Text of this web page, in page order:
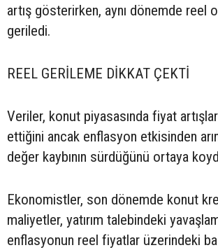
artış gösterirken, aynı dönemde reel
geriledi.
REEL GERİLEME DİKKAT ÇEKTİ
Veriler, konut piyasasında fiyat
ettiğini ancak enflasyon etkisinden
değer kaybının sürdüğünü ortaya
Ekonomistler, son dönemde konut
maliyetler, yatırım talebindeki
enflasyonun reel fiyatlar üzerindeki